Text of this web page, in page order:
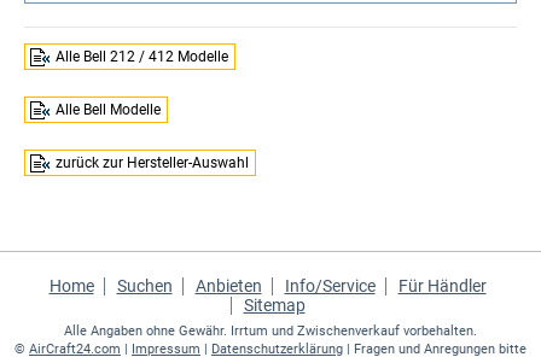
Alle Bell 212 / 412 Modelle
Alle Bell Modelle
zurück zur Hersteller-Auswahl
Home Suchen Anbieten Info/Service
Für Händler
Sitemap
Alle Angaben ohne Gewähr. Irrtum und Zwischenverkauf vorbehalten.
© AirCraft24.com Impressum Datenschutzerklärung | Fragen und Anregungen bitte